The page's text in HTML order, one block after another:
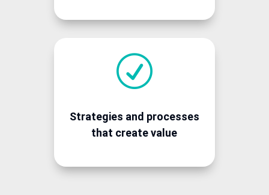
R
Strategies and processes
that create value